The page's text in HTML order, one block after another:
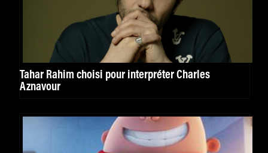
Tahar Rahim choisi pour interpréter Charles
Aznavour